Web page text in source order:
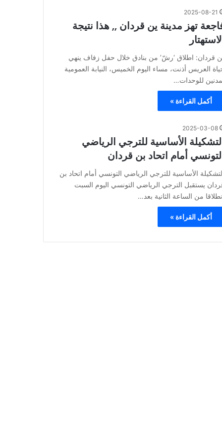
2025-08-21
تهز مدينة ين قردان ,, هذا نتيجة
قردان: اطلاق ‘رشّ’ من بنادق خلال حفل زفاف ينهي
العريس أذنت، مساء اليوم الخميس، النيابة العمومية
للوحدات…
أكمل القراءة »
2025-03-08
الأساسية للترجي الرياضي
أمام اتحاد بن قردان
الأساسية للترجي الرياضي التونسي أمام اتحاد بن
يستقبل الترجي الرياضي التونسي اليوم السبت
من الساعة الثانية بعد…
أكمل القراءة »